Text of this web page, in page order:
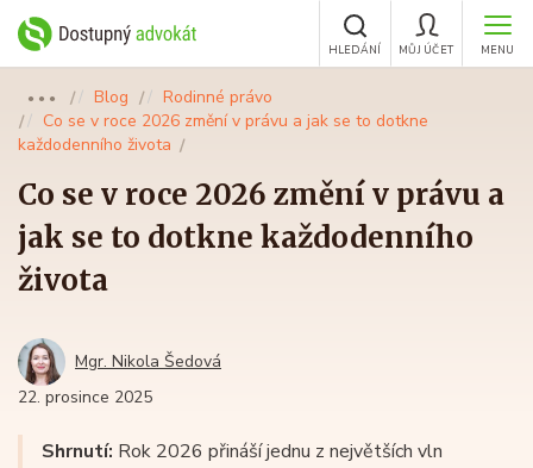
MENU
MŮJ ÚČET
HLEDÁNÍ
●●● Blog
Rodinné právo
Co se v roce 2026 změní v právu a jak se to dotkne
každodenního života
Co se v roce 2026 změní v právu a
jak se to dotkne každodenního
života
Mgr. Nikola Šedová
22. prosince 2025
Shrnutí: Rok 2026 přináší jednu z největších vln